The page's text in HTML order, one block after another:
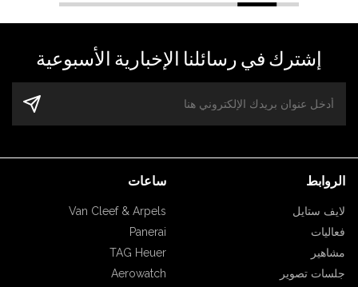
إشترك في رسائلنا الإخبارية الأسبوعية
الروابط
لايف ستايل
فعاليات
مشاهير
جلسات تصوير
ساعات
Van Cleef & Arpels
Panerai
TAG Heuer
Aerowatch